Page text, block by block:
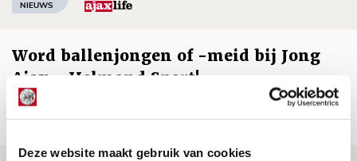
Deze website maakt gebruik van cookies
NIEUWS
Word ballenjongen of -meid bij Jong
Ajax - Helmond Sport!
06 AUGUSTUS 2026 - 13:13
PRIJSVRAAG